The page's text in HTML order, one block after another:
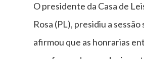
O presidente da Casa de
Rosa (PL), presidiu a sessão
afirmou que as honrarias